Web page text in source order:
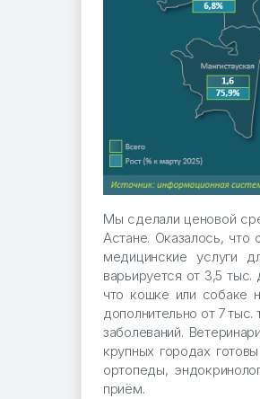
Мы сделали ценовой
Астане. Оказалось,
медицинские услуги
варьируется от 3,5
что кошке или собаке
дополнительно от 7
заболеваний.
крупных городах
ортопеды,
приём.